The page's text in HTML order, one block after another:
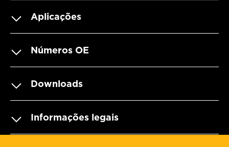
Aplicações
Números OE
Downloads
Informações legais